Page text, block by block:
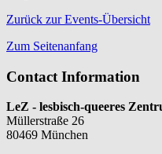
Zurück zur Events-Übersicht
Zum Seitenanfang
Contact Information
LeZ - lesbisch-queeres
Müllerstraße 26
80469 München